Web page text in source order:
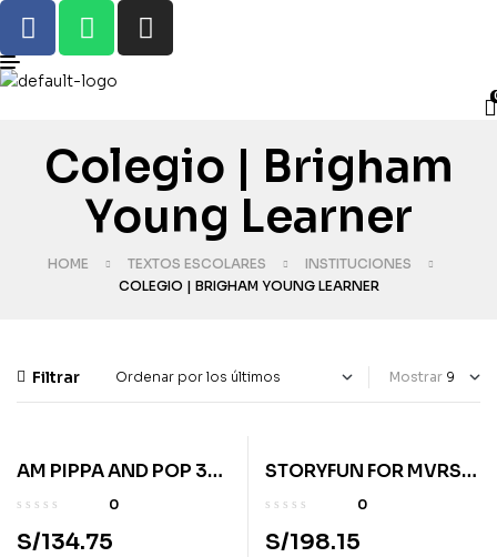
Colegio | Brigham
Young Learner
HOME TEXTOS ESCOLARES
INSTITUCIONES
COLEGIO | BRIGHAM YOUNG LEARNER
Filtrar Mostrar
AM PIPPA AND POP 3
WB
0
S/134.75
STORYFUN FOR MVRS
2E L4 SB W/ONL
0
S/198.15